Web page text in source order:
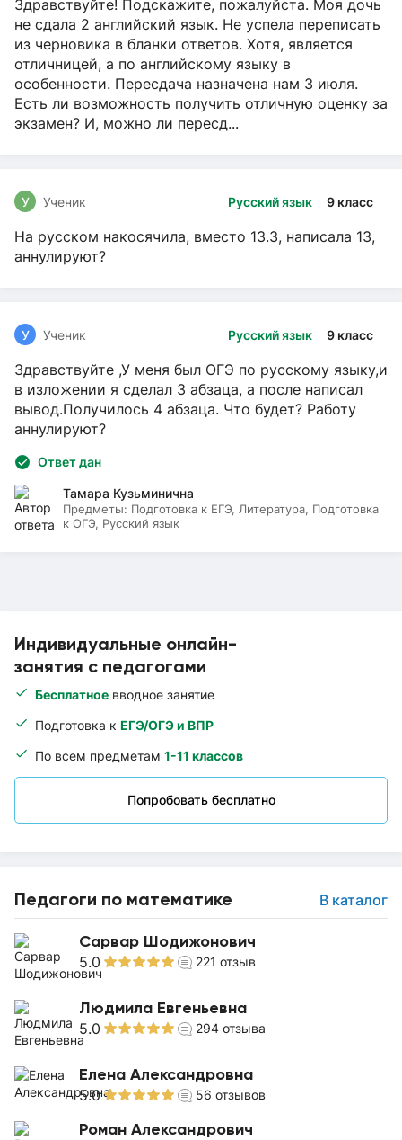
Индивидуальные онлайн-
занятия с педагогами
Бесплатное вводное занятие
Подготовка к ЕГЭ/ОГЭ и ВПР
По всем предметам 1-11 классов
Попробовать бесплатно
Педагоги по математике В каталог
Сарвар Шодижонович
5.0 221 отзыв
Людмила Евгеньевна
5.0 294 отзыва
Елена Александровна
5.0 56 отзывов
Роман Александрович
Здравствуйте! Подскажите, пожалуйста. Моя дочь
не сдала 2 английский язык. Не успела переписать
из черновика в бланки ответов. Хотя, является
отличницей, а по английскому языку в
особенности. Пересдача назначена нам 3 июля.
Есть ли возможность получить отличную оценку за
экзамен? И, можно ли пересд...
Русский язык 9 класс
У Ученик
На русском накосячила, вместо 13.3, написала 13,
аннулируют?
Русский язык 9 класс
У Ученик
Здравствуйте ,У меня был ОГЭ по русскому языку,и
в изложении я сделал 3 абзаца, а после написал
вывод.Получилось 4 абзаца. Что будет? Работу
аннулируют?
Ответ дан
Тамара Кузьминична
Предметы: Подготовка к ЕГЭ, Литература, Подготовка
к ОГЭ, Русский язык